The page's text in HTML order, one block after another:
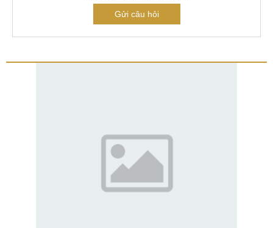
Gửi câu hỏi